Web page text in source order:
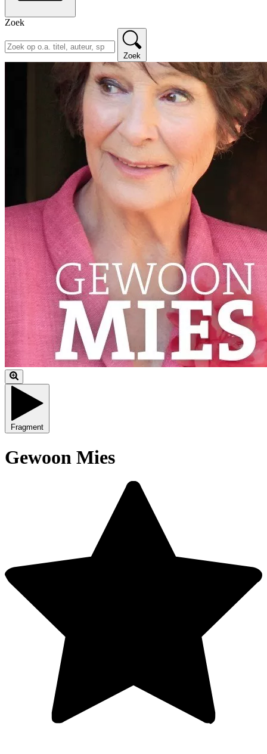
Zoek
Zoek
Fragment
Gewoon Mies